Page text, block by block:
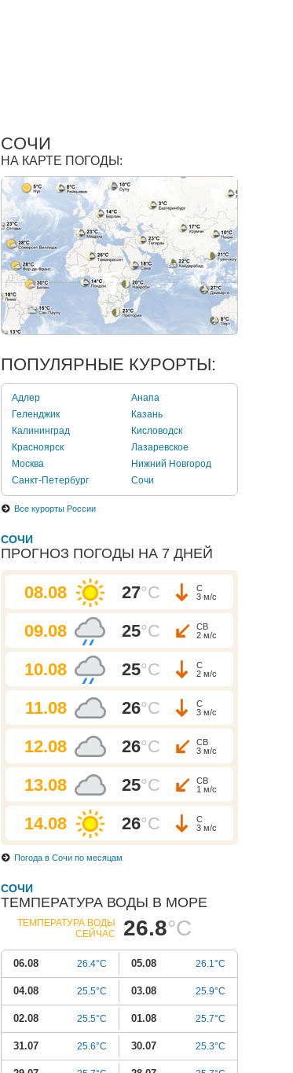
СОЧИ
НА КАРТЕ ПОГОДЫ:
ПОПУЛЯРНЫЕ КУРОРТЫ:
Адлер
Анапа
Геленджик
Казань
Калининград
Кисловодск
Красноярск
Лазаревское
Москва
Нижний Новгород
Санкт-Петербург
Сочи
Все курорты России
СОЧИ
ПРОГНОЗ ПОГОДЫ НА 7 ДНЕЙ
08.08 27°C
С
3 м/с
09.08 25°C
СВ
2 м/с
10.08 25°C
С
2 м/с
11.08 26°C
С
3 м/с
12.08 26°C
СВ
3 м/с
13.08 25°C
СВ
1 м/с
14.08 26°C
С
3 м/с
Погода в Сочи по месяцам
СОЧИ
ТЕМПЕРАТУРА ВОДЫ В МОРЕ
ТЕМПЕРАТУРА ВОДЫ
СЕЙЧАС
26.8°C
06.08 26.4°C 05.08 26.1°C
04.08 25.5°C 03.08 25.9°C
02.08 25.5°C 01.08 25.7°C
31.07 25.6°C 30.07 25.3°C